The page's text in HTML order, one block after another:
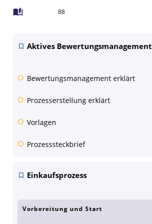
88
Aktives Bewertungsmanagement
Bewertungsmanagement erklärt
Prozesserstellung erklärt
Vorlagen
Prozesssteckbrief
Einkaufsprozess
Vorbereitung und Start